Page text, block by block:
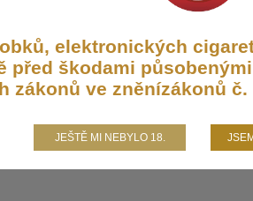
elektronických
před škodami
ve zněnízákonů č.
JEŠTĚ MI NEBYLO 18.